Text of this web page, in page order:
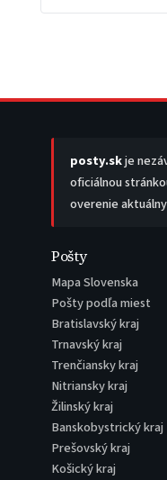
posty.skje
oficiálnou
overenie
Pošty
Mapa Slovenska
Pošty podľa miest
Bratislavský kraj
Trnavský kraj
Trenčiansky kraj
Nitriansky kraj
Žilinský kraj
Banskobystrický kraj
Prešovský kraj
Košický kraj